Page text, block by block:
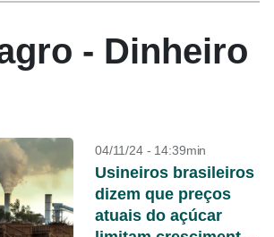
- Dinheiro
04/11/24 - 14:39min
Usineiros brasileiros
dizem que preços
atuais do açúcar